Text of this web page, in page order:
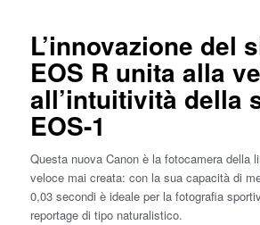
L’innovazione del
EOS R unita alla
all’intuitività della
EOS-1
Questa nuova Canon è la fotocamera della
veloce mai creata: con la sua capacità di
0,03 secondi è ideale per la fotografia
reportage di tipo naturalistico.